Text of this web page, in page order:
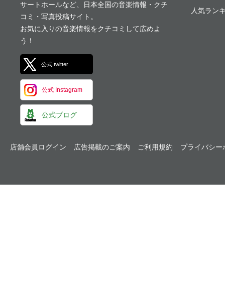
サートホールなど、日本全国の音楽情報・クチ
コミ・写真投稿サイト。
お気に入りの音楽情報をクチコミして広めよ
う！
公式 twitter
公式 Instagram
公式ブログ
人気ラン
店舗会員ログイン 広告掲載のご案内 ご利用規約 プライバシー